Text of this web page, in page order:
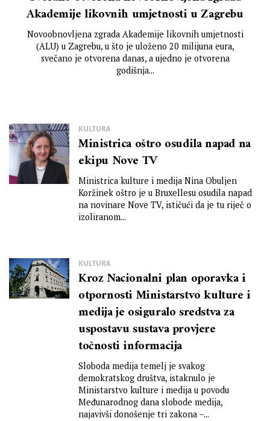
Akademije likovnih umjetnosti u Zagrebu
Novoobnovljena zgrada Akademije likovnih umjetnosti
(ALU) u Zagrebu, u što je uloženo 20 milijuna eura,
svečano je otvorena danas, a ujedno je otvorena
godišnja...
KULTURA
Ministrica oštro osudila napad na
ekipu Nove TV
Ministrica kulture i medija Nina Obuljen
Koržinek oštro je u Bruxellesu osudila napad
na novinare Nove TV, ističući da je tu riječ o
izoliranom...
KULTURA
Kroz Nacionalni plan oporavka i
otpornosti Ministarstvo kulture i
medija je osiguralo sredstva za
uspostavu sustava provjere
točnosti informacija
Sloboda medija temelj je svakog
demokratskog društva, istaknulo je
Ministarstvo kulture i medija u povodu
Međunarodnog dana slobode medija,
najavivši donošenje tri zakona –...